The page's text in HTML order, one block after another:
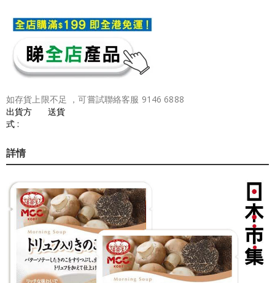
如存貨上限不足 ，可嘗試聯絡客服 9146 6888
出貨方
式 :
送貨
詳情